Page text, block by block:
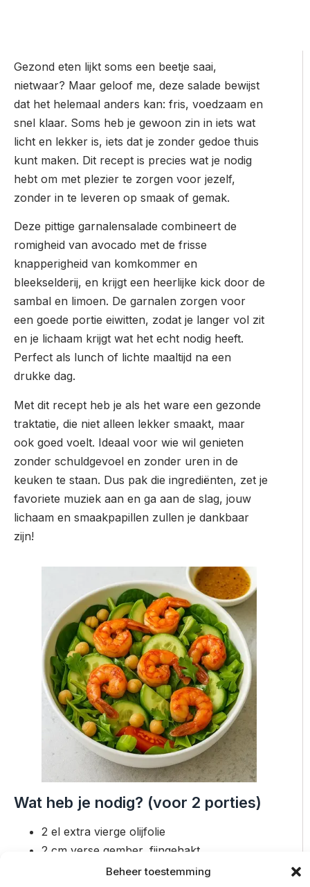
Beheer toestemming
Gezond eten lijkt soms een beetje saai,
nietwaar? Maar geloof me, deze salade bewijst
dat het helemaal anders kan: fris, voedzaam en
snel klaar. Soms heb je gewoon zin in iets wat
licht en lekker is, iets dat je zonder gedoe thuis
kunt maken. Dit recept is precies wat je nodig
hebt om met plezier te zorgen voor jezelf,
zonder in te leveren op smaak of gemak.
Deze pittige garnalensalade combineert de
romigheid van avocado met de frisse
knapperigheid van komkommer en
bleekselderij, en krijgt een heerlijke kick door de
sambal en limoen. De garnalen zorgen voor
een goede portie eiwitten, zodat je langer vol zit
en je lichaam krijgt wat het echt nodig heeft.
Perfect als lunch of lichte maaltijd na een
drukke dag.
Met dit recept heb je als het ware een gezonde
traktatie, die niet alleen lekker smaakt, maar
ook goed voelt. Ideaal voor wie wil genieten
zonder schuldgevoel en zonder uren in de
keuken te staan. Dus pak die ingrediënten, zet je
favoriete muziek aan en ga aan de slag, jouw
lichaam en smaakpapillen zullen je dankbaar
zijn!
Wat heb je nodig? (voor 2 porties)
2 el extra vierge olijfolie
2 cm verse gember, fijngehakt
Sap van 1 limoen